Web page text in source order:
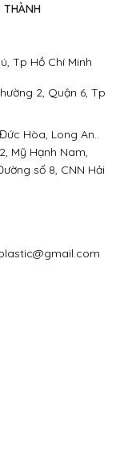
Tp Hồ Chí Minh
THÀNH
Hòa, Long An..
Mỹ Hạnh Nam,
số 8, CNN Hải
2, Quận 6, Tp